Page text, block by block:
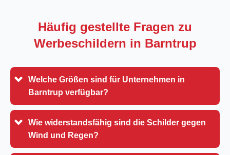
Häufig gestellte Fragen zu
Werbeschildern in Barntrup
Welche Größen sind für Unternehmen in
Barntrup verfügbar?
Wie widerstandsfähig sind die Schilder gegen
Wind und Regen?